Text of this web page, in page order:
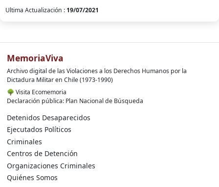
Ultima Actualización : 19/07/2021
MemoriaViva
Archivo digital de las Violaciones a los Derechos Humanos por la
Dictadura Militar en Chile (1973-1990)
🌳 Visita Ecomemoria
Declaración pública: Plan Nacional de Búsqueda
Detenidos Desaparecidos
Ejecutados Políticos
Criminales
Centros de Detención
Organizaciones Criminales
Quiénes Somos